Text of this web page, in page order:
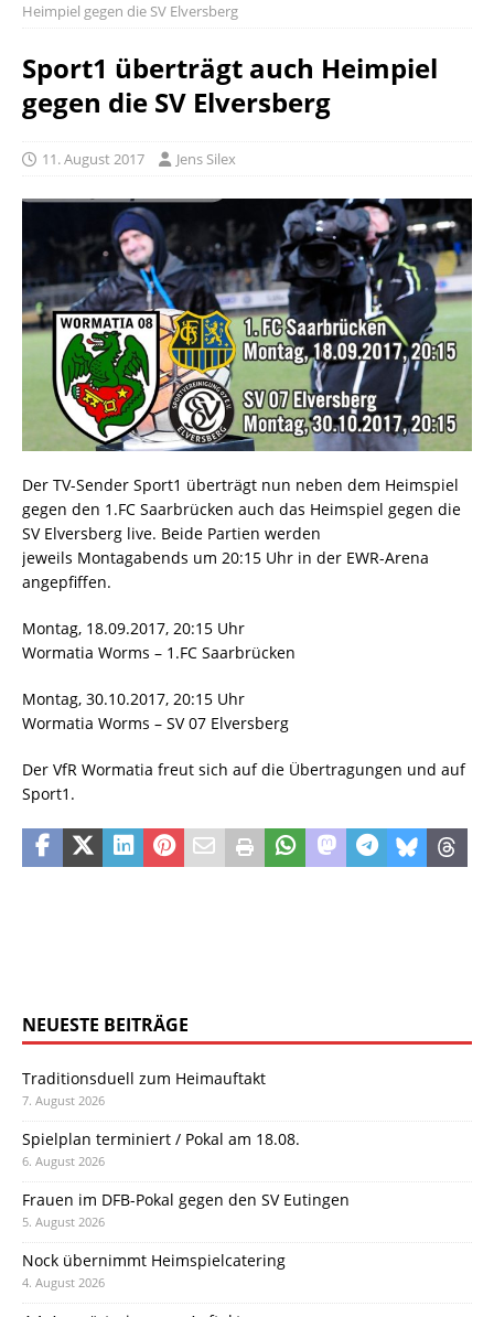
Heimpiel gegen die SV Elversberg
Sport1 überträgt auch Heimpiel
gegen die SV Elversberg
11. August 2017 Jens Silex
Der TV-Sender Sport1 überträgt nun neben dem Heimspiel
gegen den 1.FC Saarbrücken auch das Heimspiel gegen die
SV Elversberg live. Beide Partien werden
jeweils Montagabends um 20:15 Uhr in der EWR-Arena
angepfiffen.
Montag, 18.09.2017, 20:15 Uhr
Wormatia Worms – 1.FC Saarbrücken
Montag, 30.10.2017, 20:15 Uhr
Wormatia Worms – SV 07 Elversberg
Der VfR Wormatia freut sich auf die Übertragungen und auf
Sport1.
NEUESTE BEITRÄGE
Traditionsduell zum Heimauftakt
7. August 2026
Spielplan terminiert / Pokal am 18.08.
6. August 2026
Frauen im DFB-Pokal gegen den SV Eutingen
5. August 2026
Nock übernimmt Heimspielcatering
4. August 2026